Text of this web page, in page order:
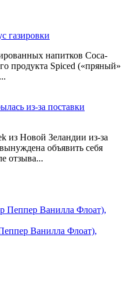
газировки
напитков Coca-
продукта Spiced («пряный»
из-за поставки
из Новой Зеландии из-за
объявить себя
отзыва...
Ванилла Флоат),